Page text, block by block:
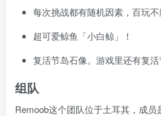
每次挑战都有随机因素，百玩不
超可爱鲸鱼「小白鲸」！
复活节岛石像。游戏里还有复活
组队
Remoob这个团队位于土耳其，成员